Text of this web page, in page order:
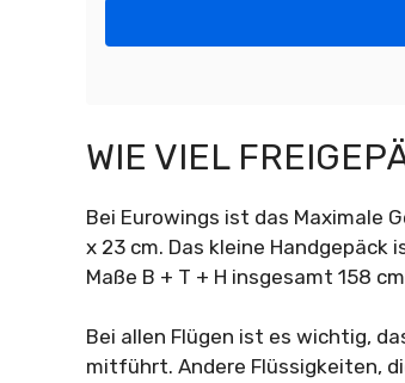
WIE VIEL
Bei Eurowings ist das Maximale
x 23 cm. Das kleine Handgepäck
Maße B + T + H insgesamt 158
Bei allen Flügen ist es wichtig,
mitführt. Andere Flüssigkeiten,